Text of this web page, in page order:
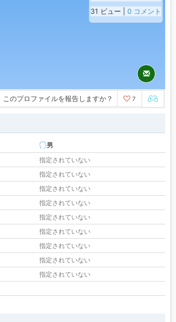
31 ビュー | 0 コメント
このプロファイルを報告しますか？ 7
男
指定されていない
指定されていない
指定されていない
指定されていない
指定されていない
指定されていない
指定されていない
指定されていない
指定されていない